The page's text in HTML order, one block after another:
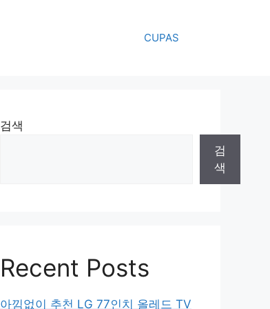
CUPAS
검색
검
색
Recent Posts
아낌없이 추천 LG 77인치 올레드 TV